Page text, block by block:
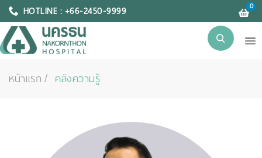
HOTLINE : +66-2450-9999 0
หน้าแรก คลังความรู้